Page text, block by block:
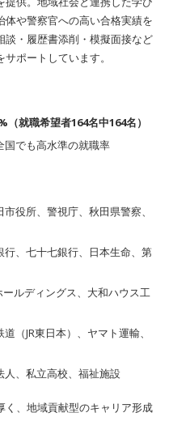
や警察官への高い合格実績を
・履歴書添削・模擬面接など
ポートしています。
就職希望者164名中164名）
国でも高水準の就職率
市役所、警視庁、秋田県警察、
行、七十七銀行、日本生命、第
ールディングス、大和ハウス工
道（JR東日本）、ヤマト運輸、
人、私立高校、福祉施設
、地域貢献型のキャリア形成